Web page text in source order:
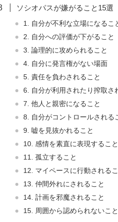
ソシオパスが嫌がること15選
1. 自分が不利な立場になるこ
2. 自分への評価が下がること
3. 論理的に攻められること
4. 自分に発言権がない場面
5. 責任を負わされること
6. 自分が利用されたり搾取さ
7. 他人と親密になること
8. 自分がコントロールされる
9. 嘘を見抜かれること
10. 感情を素直に表現すること
11. 孤立すること
12. マイペースに行動される
13. 仲間外れにされること
14. 計画を邪魔されること
15. 周囲から認められないこと